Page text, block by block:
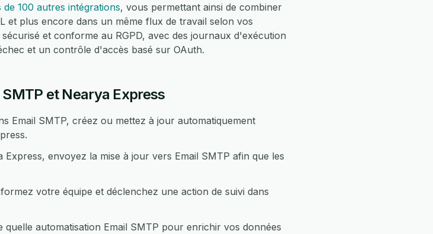
de 100 autres intégrations, vous permettant ainsi de combiner
et plus encore dans un même flux de travail selon vos
et conforme au RGPD, avec des journaux d'exécution
et un contrôle d'accès basé sur OAuth.
et Nearya Express
Email SMTP, créez ou mettez à jour automatiquement
envoyez la mise à jour vers Email SMTP afin que les
votre équipe et déclenchez une action de suivi dans
automatisation Email SMTP pour enrichir vos données